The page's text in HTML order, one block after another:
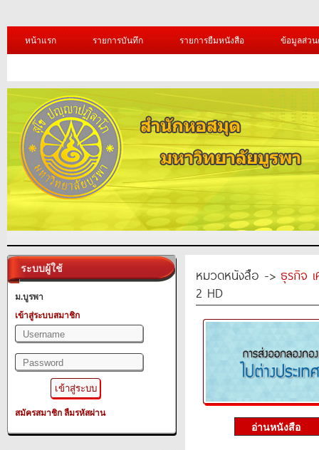
หน้าแรก รายการบันทึก รายการยืมหนังสือ ข้อมูลส่ว
ระบบผู้ใช้
ม.บูรพา
เข้าสู่ระบบสมาชิก
สมัครสมาชิก ลืมรหัสผ่าน
หมวดหนังสือ -> ธุรกิจ
2 HD